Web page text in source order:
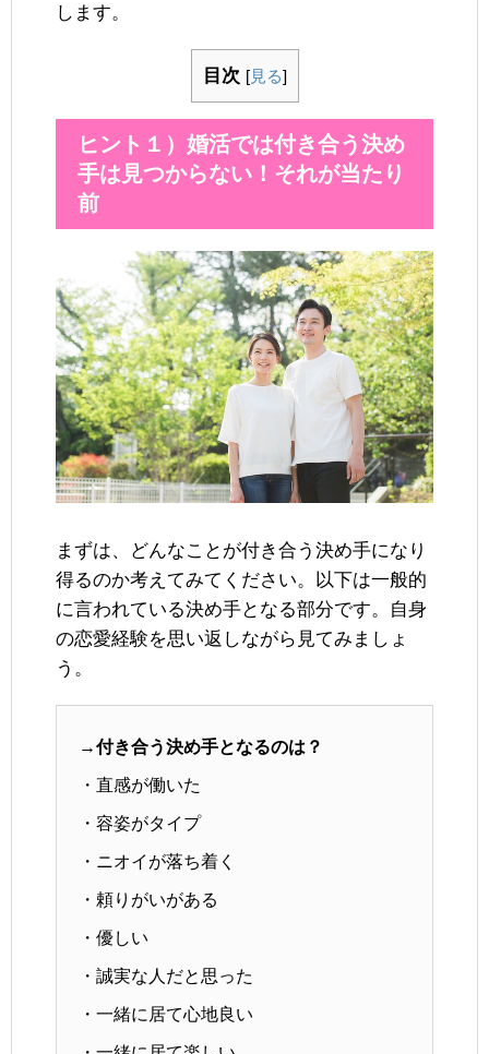
します。
目次 [見る]
ヒント１）婚活では付き合う決め
手は見つからない！それが当たり
前
まずは、どんなことが付き合う決め手になり
得るのか考えてみてください。以下は一般的
に言われている決め手となる部分です。自身
の恋愛経験を思い返しながら見てみましょ
う。
→付き合う決め手となるのは？
・直感が働いた
・容姿がタイプ
・ニオイが落ち着く
・頼りがいがある
・優しい
・誠実な人だと思った
・一緒に居て心地良い